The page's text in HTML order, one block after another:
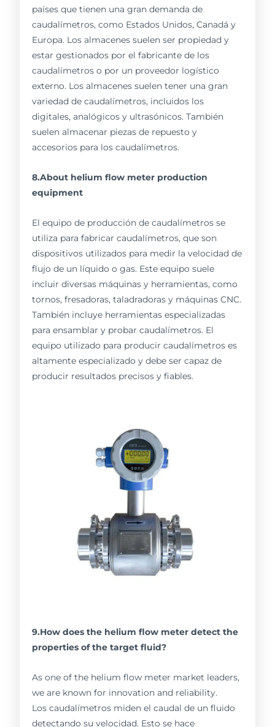
países que tienen una gran demanda de
caudalímetros, como Estados Unidos, Canadá y
Europa. Los almacenes suelen ser propiedad y
estar gestionados por el fabricante de los
caudalímetros o por un proveedor logístico
externo. Los almacenes suelen tener una gran
variedad de caudalímetros, incluidos los
digitales, analógicos y ultrasónicos. También
suelen almacenar piezas de repuesto y
accesorios para los caudalímetros.
8.About helium flow meter production
equipment
El equipo de producción de caudalímetros se
utiliza para fabricar caudalímetros, que son
dispositivos utilizados para medir la velocidad de
flujo de un líquido o gas. Este equipo suele
incluir diversas máquinas y herramientas, como
tornos, fresadoras, taladradoras y máquinas CNC.
También incluye herramientas especializadas
para ensamblar y probar caudalímetros. El
equipo utilizado para producir caudalímetros es
altamente especializado y debe ser capaz de
producir resultados precisos y fiables.
9.How does the helium flow meter detect the
properties of the target fluid?
As one of the helium flow meter market leaders,
we are known for innovation and reliability.
Los caudalímetros miden el caudal de un fluido
detectando su velocidad. Esto se hace